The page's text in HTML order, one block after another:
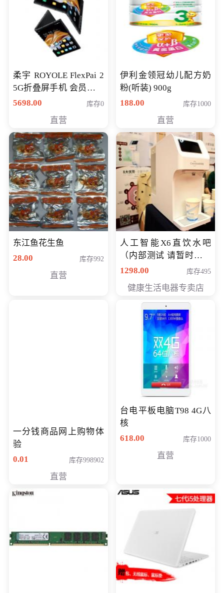
柔宇 ROYOLE FlexPai 2
5G折叠屏手机 会员专享
购买价格 4998元
5698.00 库存0
直营
伊利金领冠幼儿配方奶
粉(听装) 900g
188.00
库存1000
直营
东江鱼花生鱼
28.00
库存992
直营
人工智能X6直饮水吧
（内部测试 请暂时不要
购买）
1298.00 库存495
健康生活电器专卖店
一分钱商品网上购物体
验
0.01
库存998902
直营
台电平板电脑T98 4G八
核
618.00
库存1000
直营